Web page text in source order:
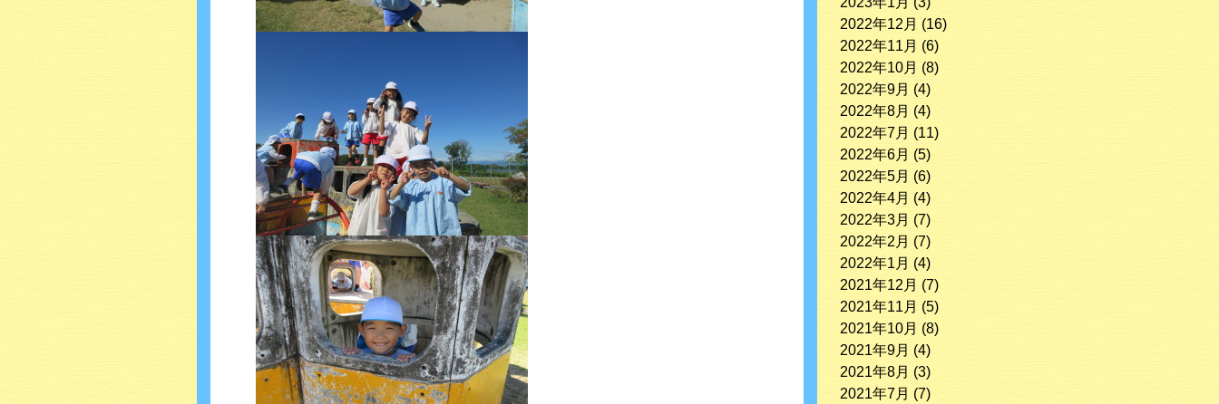
2022年12月 (16)
2022年11月 (6)
2022年10月 (8)
2022年9月 (4)
2022年8月 (4)
2022年7月 (11)
2022年6月 (5)
2022年5月 (6)
2022年4月 (4)
2022年3月 (7)
2022年2月 (7)
2022年1月 (4)
2021年12月 (7)
2021年11月 (5)
2021年10月 (8)
2021年9月 (4)
2021年8月 (3)
2021年7月 (7)